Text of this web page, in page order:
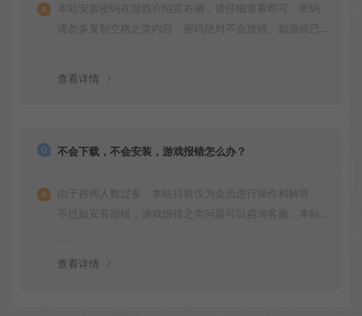
本站安装密码在游戏介绍页右侧，请仔细查看即可，密码
请勿多复制空格之类内容，密码绝对不会放错。如游戏已
查看详情
不会下载，不会安装，游戏报错怎么办？
由于咨询人数过多，本站目前仅为会员进行操作和解答，
不过如安装报错，游戏报错之类问题可以咨询客服，本站
查看详情